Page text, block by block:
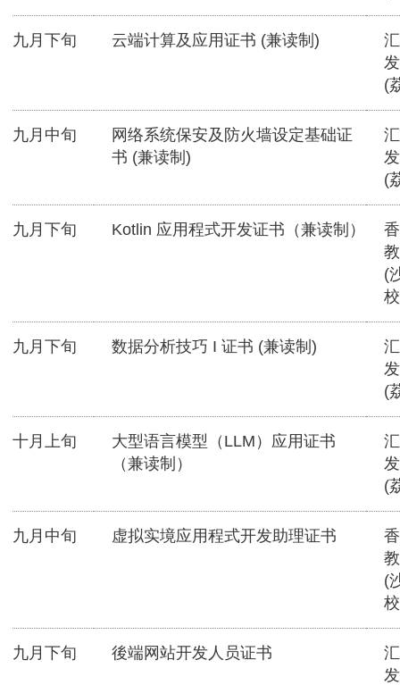
九月下旬 云端计算及应用证书 (兼读制)
(
九月中旬
网络系统保安及防火墙设定基础证
书 (兼读制)
(
九月下旬 Kotlin 应用程式开发证书（兼读制）
(
九月下旬 数据分析技巧 I 证书 (兼读制)
(
十月上旬
大型语言模型（LLM）应用证书
（兼读制）
(
九月中旬 虚拟实境应用程式开发助理证书
(
九月下旬 後端网站开发人员证书